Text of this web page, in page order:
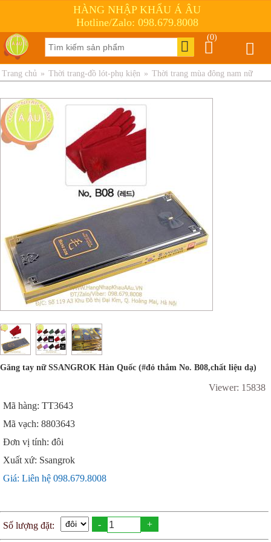
HÀNG NHẬP KHẨU Á ÂU
Hotline/Zalo: 098.679.8008
(0)
Trang chủ » Thời trang-đồ lót-phụ kiện » Thời trang mùa đông nam nữ
Găng tay nữ SSANGROK Hàn Quốc (#đỏ thắm No. B08,chất liệu dạ)
Viewer: 15838
Mã hàng: TT3643
Mã vạch: 8803643
Đơn vị tính: đôi
Xuất xứ: Ssangrok
Giá: Liên hệ 098.679.8008
Số lượng đặt: - +